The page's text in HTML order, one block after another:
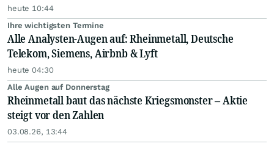
heute 10:44
Ihre wichtigsten Termine
Alle Analysten-Augen auf: Rheinmetall, Deutsche
Telekom, Siemens, Airbnb & Lyft
heute 04:30
Alle Augen auf Donnerstag
Rheinmetall baut das nächste Kriegsmonster – Aktie
steigt vor den Zahlen
03.08.26, 13:44